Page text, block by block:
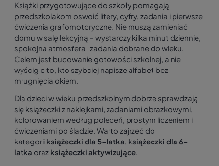
Książki przygotowujące do szkoły pomagają
przedszkolakom oswoić litery, cyfry, zadania i pierwsze
ćwiczenia grafomotoryczne. Nie muszą zamieniać
domu w salę lekcyjną – wystarczy kilka minut dziennie,
spokojna atmosfera i zadania dobrane do wieku.
Celem jest budowanie gotowości szkolnej, a nie
wyścig o to, kto szybciej napisze alfabet bez
mrugnięcia okiem.
Dla dzieci w wieku przedszkolnym dobrze sprawdzają
się książeczki z naklejkami, zadaniami obrazkowymi,
kolorowaniem według poleceń, prostym liczeniem i
ćwiczeniami po śladzie. Warto zajrzeć do
kategorii książeczki dla 5-latka, książeczki dla 6-
latka oraz książeczki aktywizujące.